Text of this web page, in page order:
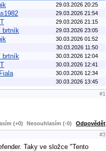
29.03.2026 20:25
29.03.2026 21:54
29.03.2026 21:15
brtník 29.03.2026 23:05
30.03.2026 01:52
30.03.2026 11:50
brtník 30.03.2026 12:04
30.03.2026 12:41
30.03.2026 12:34
30.03.2026 13:45
#1
(+0) Nesouhlasím (-0) Odpovědět
#3
Taky ve složce "Tento